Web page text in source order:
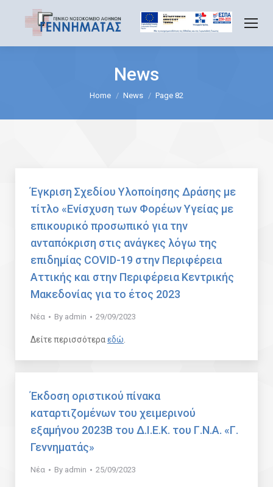
News
Home News Page 82
Έγκριση Σχεδίου Υλοποίησης Δράσης με
τίτλο «Ενίσχυση των Φορέων Υγείας με
επικουρικό προσωπικό για την
ανταπόκριση στις ανάγκες λόγω της
επιδημίας COVID-19 στην Περιφέρεια
Αττικής και στην Περιφέρεια Κεντρικής
Μακεδονίας για το έτος 2023
Νέα By admin 29/09/2023
Δείτε περισσότεραεδώ
Έκδοση οριστικού πίνακα
καταρτιζομένων του χειμερινού
εξαμήνου 2023Β του Δ.Ι.Ε.Κ. του Γ.Ν.Α. «Γ.
Γεννηματάς»
Νέα By admin 25/09/2023